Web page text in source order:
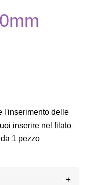
l'inserimento delle
inserire nel filato
1 pezzo
+